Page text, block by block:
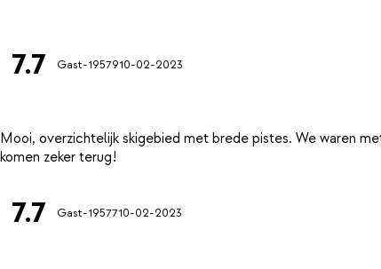
7.7 Gast-1957910-02-2023
Mooi, overzichtelijk skigebied met brede pistes. We waren
7.7 Gast-1957710-02-2023